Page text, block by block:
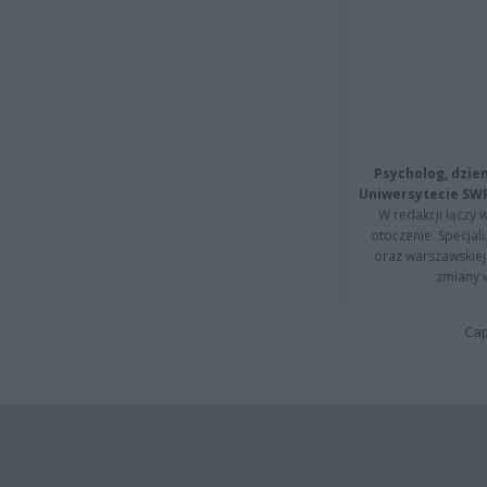
Psycholog,
Uniwersytecie
W redakcji łączy
otoczenie.
oraz
zmiany